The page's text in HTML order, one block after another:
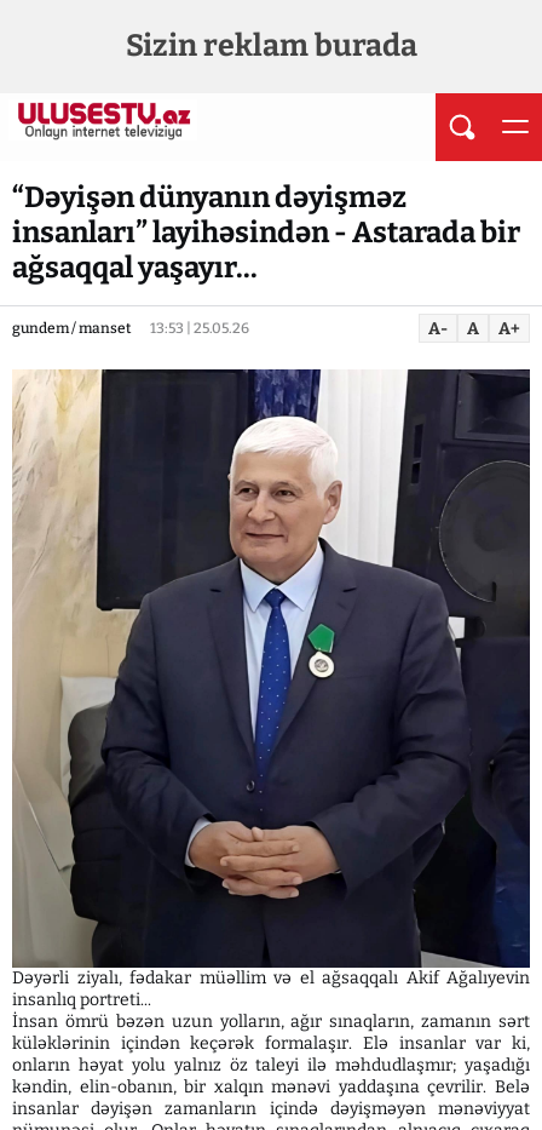
Sizin reklam burada
“Dəyişən dünyanın dəyişməz
insanları” layihəsindən - Astarada bir
ağsaqqal yaşayır...
gundem / manset 13:53 | 25.05.26 A- A A+
Dəyərli ziyalı, fədakar müəllim və el ağsaqqalı Akif Ağalıyevin
insanlıq portreti...
İnsan ömrü bəzən uzun yolların, ağır sınaqların, zamanın sərt
küləklərinin içindən keçərək formalaşır. Elə insanlar var ki,
onların həyat yolu yalnız öz taleyi ilə məhdudlaşmır; yaşadığı
kəndin, elin-obanın, bir xalqın mənəvi yaddaşına çevrilir. Belə
insanlar dəyişən zamanların içində dəyişməyən mənəviyyat